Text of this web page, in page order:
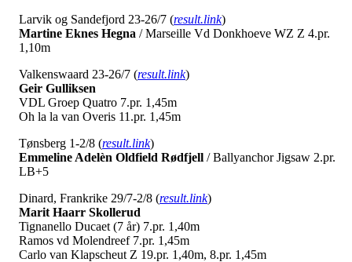
Larvik og Sandefjord 23-26/7 (result.link)
Martine Eknes Hegna / Marseille Vd Donkhoeve WZ Z 4.pr.
1,10m
Valkenswaard 23-26/7 (result.link)
Geir Gulliksen
VDL Groep Quatro 7.pr. 1,45m
Oh la la van Overis 11.pr. 1,45m
Tønsberg 1-2/8 (result.link)
Emmeline Adelèn Oldfield Rødfjell / Ballyanchor Jigsaw 2.pr.
LB+5
Dinard, Frankrike 29/7-2/8 (result.link)
Marit Haarr Skollerud
Tignanello Ducaet (7 år) 7.pr. 1,40m
Ramos vd Molendreef 7.pr. 1,45m
Carlo van Klapscheut Z 19.pr. 1,40m, 8.pr. 1,45m